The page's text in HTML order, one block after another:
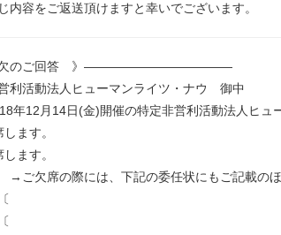
内容をご返送頂けますと幸いでございます。
欠のご回答 》————————————
利活動法人ヒューマンライツ・ナウ 御中
年12月14日(金)開催の特定非営利活動法人ヒュ
ます。
ます。
の際には、下記の委任状にもご記載のほど
名〔
絡先〔